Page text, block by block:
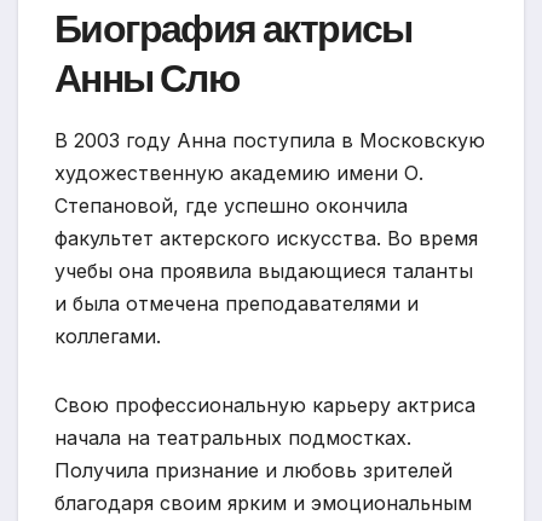
Биография актрисы
Анны Слю
В 2003 году Анна поступила в Московскую
художественную академию имени О.
Степановой, где успешно окончила
факультет актерского искусства. Во время
учебы она проявила выдающиеся таланты
и была отмечена преподавателями и
коллегами.
Свою профессиональную карьеру актриса
начала на театральных подмостках.
Получила признание и любовь зрителей
благодаря своим ярким и эмоциональным